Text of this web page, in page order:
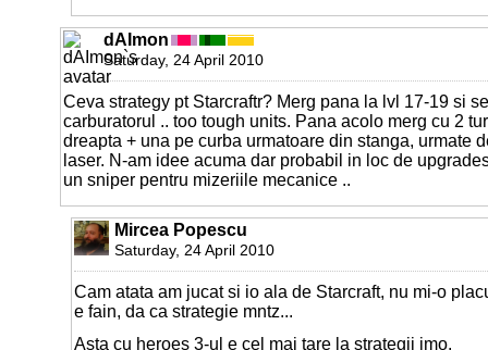
dAImon
Saturday, 24 April 2010
Ceva strategy pt Starcraftr? Merg pana la lvl 17-19 si
carburatorul .. too tough units. Pana acolo merg cu 2
dreapta + una pe curba urmatoare din stanga, urmate
laser. N-am idee acuma dar probabil in loc de
un sniper pentru mizeriile mecanice ..
Mircea Popescu
Saturday, 24 April 2010
Cam atata am jucat si io ala de Starcraft, nu mi-o
e fain, da ca strategie mntz...
Asta cu heroes 3-ul e cel mai tare la strategii imo.